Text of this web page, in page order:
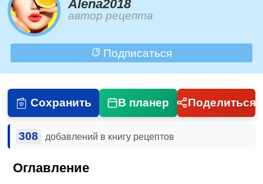
Alena2018
автор рецепта
Подписаться
Сохранить В планер Поделиться
308 добавлений в книгу рецептов
Оглавление